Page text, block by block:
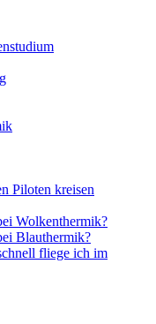
Piloten kreisen
Wolkenthermik?
Blauthermik?
fliege ich im